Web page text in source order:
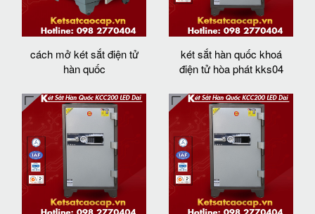
cách mở két sắt điện tử
hàn quốc
két sắt hàn quốc khoá
điện tử hòa phát kks04